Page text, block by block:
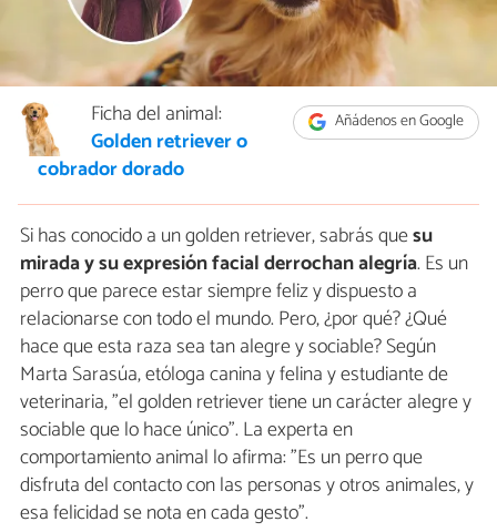
Añádenos en Google
Ficha del animal:
Golden retriever o
cobrador dorado
Si has conocido a un golden retriever, sabrás quesu
mirada y su expresión facial derrochan alegría. Es un
perro que parece estar siempre feliz y dispuesto a
relacionarse con todo el mundo. Pero, ¿por qué? ¿Qué
hace que esta raza sea tan alegre y sociable? Según
Marta Sarasúa, etóloga canina y felina y estudiante de
veterinaria, "el golden retriever tiene un carácter alegre y
sociable que lo hace único". La experta en
comportamiento animal lo afirma: "Es un perro que
disfruta del contacto con las personas y otros animales, y
esa felicidad se nota en cada gesto".